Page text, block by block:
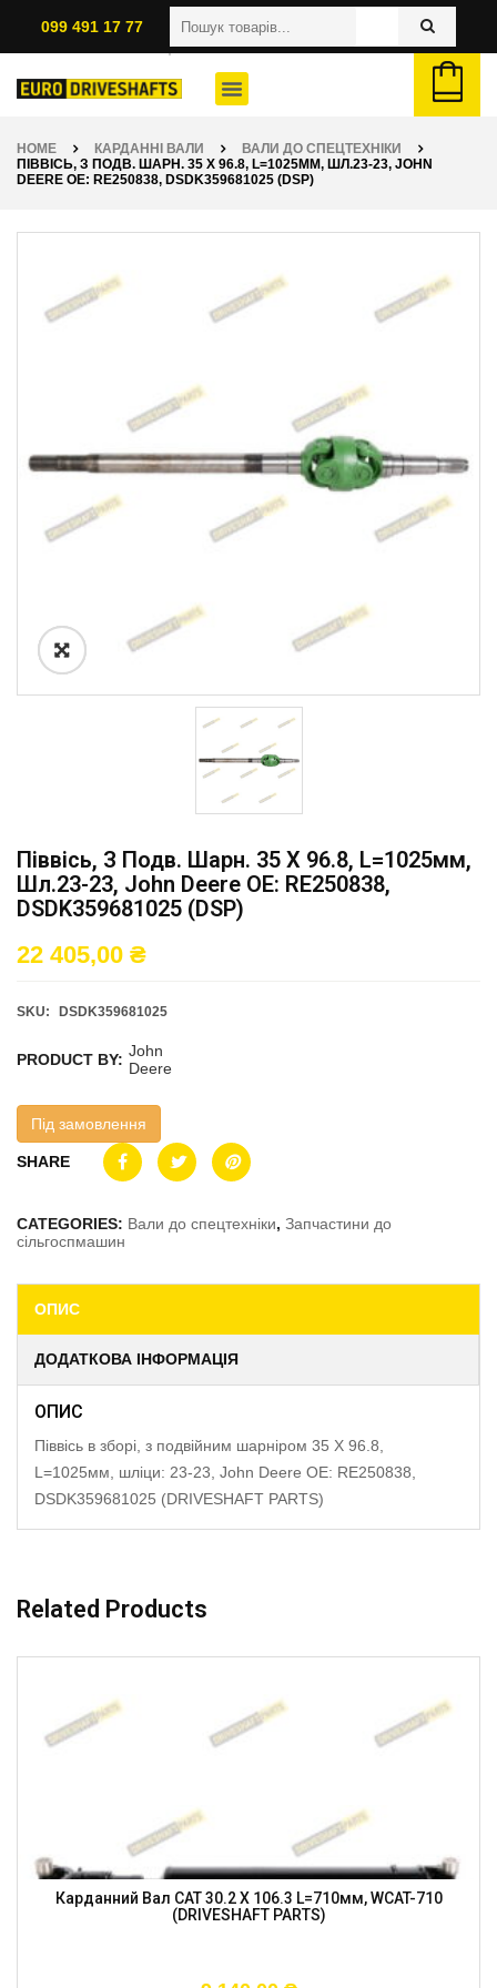
099 491 17 77
HOME КАРДАННІ ВАЛИ
ВАЛИ ДО СПЕЦТЕХНІКИ
ПІВВІСЬ, З ПОДВ. ШАРН. 35 X 96.8, L=1025ММ, ШЛ.23-23, JOHN
DEERE OE: RE250838, DSDK359681025 (DSP)
Піввісь, З Подв. Шарн. 35 X 96.8, L=1025мм,
Шл.23-23, John Deere OE: RE250838,
DSDK359681025 (DSP)
22 405,00 ₴
SKU: DSDK359681025
PRODUCT BY: John
Deere
Під замовлення
SHARE
CATEGORIES: Вали до спецтехніки, Запчастини до
сільгоспмашин
ОПИС
ДОДАТКОВА ІНФОРМАЦІЯ
ОПИС
Піввісь в зборі, з подвійним шарніром 35 X 96.8,
L=1025мм, шліци: 23-23, John Deere OE: RE250838,
DSDK359681025 (DRIVESHAFT PARTS)
Related Products
Карданний Вал CAT 30.2 X 106.3 L=710мм, WCAT-710
(DRIVESHAFT PARTS)